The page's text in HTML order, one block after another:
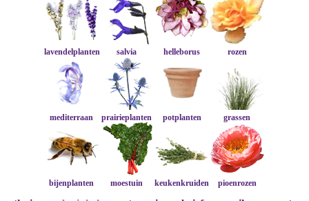
lavendelplanten salvia helleborus rozen
mediterraan prairieplanten potplanten grassen
bijenplanten moestuin keukenkruiden pioenrozen